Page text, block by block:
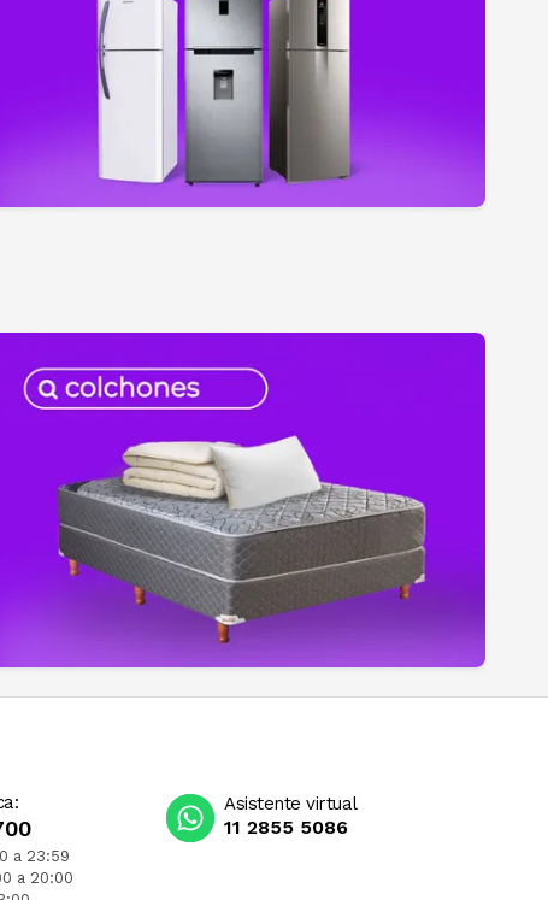
a 23:59
a 20:00
Asistente virtual
11 2855 5086